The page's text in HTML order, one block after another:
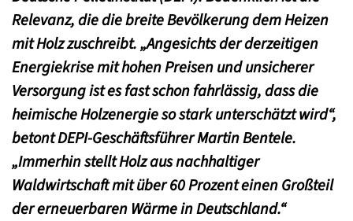
Relevanz, die die breite Bevölkerung dem Heizen
mit Holz zuschreibt. „Angesichts der derzeitigen
Energiekrise mit hohen Preisen und unsicherer
Versorgung ist es fast schon fahrlässig, dass die
heimische Holzenergie so stark unterschätzt wird“,
betont DEPI-Geschäftsführer Martin Bentele.
„Immerhin stellt Holz aus nachhaltiger
Waldwirtschaft mit über 60 Prozent einen Großteil
der erneuerbaren Wärme in Deutschland.“